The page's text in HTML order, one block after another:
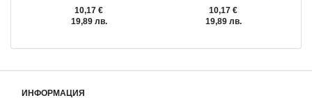
10,17 €
19,89 лв.
10,17 €
19,89 лв.
ИНФОРМАЦИЯ